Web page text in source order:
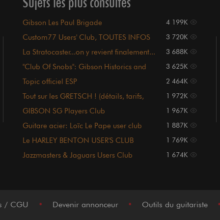
Gibson Les Paul Brigade 4 199K
Custom77 Users' Club, TOUTES INFOS
3 720K
La Stratocaster...on y revient finalement... 3 688K
"Club Of Snobs": Gibson Historics and
3 625K
Topic officiel ESP 2 464K
Tout sur les GRETSCH ! (détails, tarifs,
1 972K
GIBSON SG Players Club 1 967K
Guitare acier: Loïc Le Pape user club 1 887K
Le HARLEY BENTON USER'S CLUB 1 769K
Jazzmasters & Jaguars Users Club
1 674K
/ CGU • Devenir annonceur • Outils du guitariste